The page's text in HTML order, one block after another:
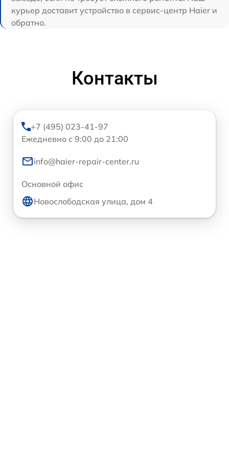
курьер доставит устройство в сервис-центр Haier и
обратно.
Контакты
+7 (495) 023-41-97
Ежедневно с 9:00 до 21:00
info@haier-repair-center.ru
Основной офис
Новослободская улица, дом 4